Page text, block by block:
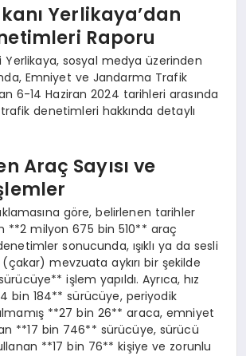
Yerlikaya’dan
Raporu
Yerlikaya, sosyal medya üzerinden
Emniyet ve Jandarma Trafik
6-14 Haziran 2024 tarihleri arasında
denetimleri hakkında detaylı
Araç Sayısı ve
göre, belirlenen tarihler
**2 milyon 675 bin 510** araç
sonucunda, ışıklı ya da sesli
(çakar) mevzuata aykırı bir şekilde
işlem yapıldı. Ayrıca, hız
bin 184** sürücüye, periyodik
**27 bin 26** araca, emniyet
**17 bin 746** sürücüye, sürücü
**17 bin 76** kişiye ve zorunlu